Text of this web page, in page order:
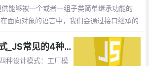
能够被一个或者一组子类简单继承功能的
面向对象的语言中，我们会通过接口继承的
前端四种设计模式_JS常见的4种模式
种设计模式：工厂模